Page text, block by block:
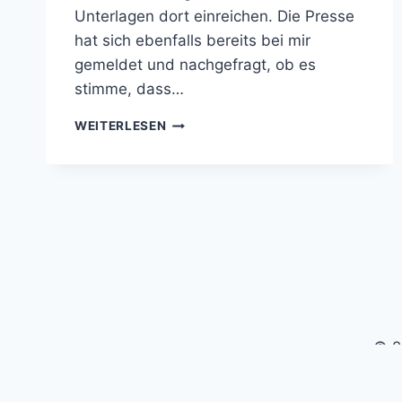
Unterlagen dort einreichen. Die Presse
hat sich ebenfalls bereits bei mir
gemeldet und nachgefragt, ob es
stimme, dass…
WEITERLESEN ALLE
©